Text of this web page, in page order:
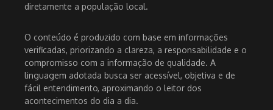
diretamente a população local.
O conteúdo é produzido com base em informações
verificadas, priorizando a clareza, a responsabilidade e o
compromisso com a informação de qualidade. A
linguagem adotada busca ser acessível, objetiva e de
fácil entendimento, aproximando o leitor dos
acontecimentos do dia a dia.